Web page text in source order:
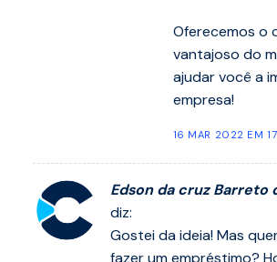
Oferecemos o
vantajoso do
ajudar você a
empresa!
16 MAR 2022 EM
Edson da cruz Barreto
diz:
Gostei da ideia! Mas